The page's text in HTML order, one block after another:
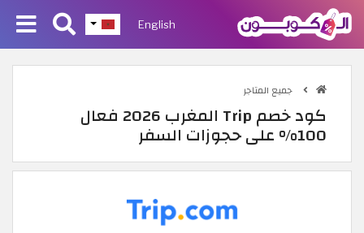
English
جميع المتاجر
كود خصم Trip المغرب 2026 فعال
100% على حجوزات السفر